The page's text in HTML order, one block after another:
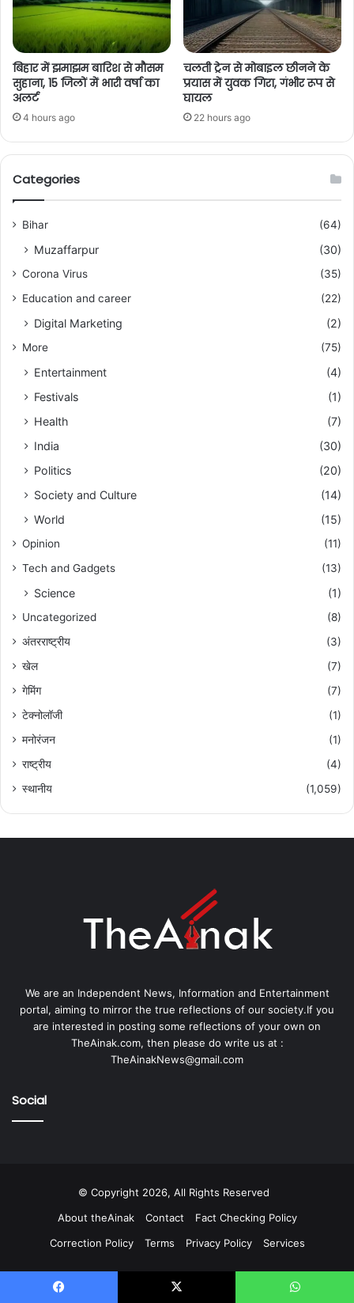
बिहार में झमाझम बारिश से मौसम
सुहाना, 15 जिलों में भारी वर्षा का
अलर्ट
4 hours ago
चलती ट्रेन से मोबाइल छीनने के
प्रयास में युवक गिरा, गंभीर रूप से
घायल
22 hours ago
Categories
Bihar (64)
Muzaffarpur (30)
Corona Virus
(35)
Education and career
(22)
Digital Marketing (2)
More (75)
Entertainment
(4)
Festivals
(1)
Health
(7)
India
(30)
Politics
(20)
Society and Culture
(14)
World
(15)
Opinion
(11)
Tech and Gadgets
(13)
Science (1)
Uncategorized
(8)
अंतरराष्ट्रीय
(3)
खेल
(7)
गेमिंग
(7)
टेक्नोलॉजी
(1)
मनोरंजन
(1)
राष्ट्रीय
(4)
स्थानीय
(1,059)
We are an Independent News, Information and Entertainment
portal, aiming to mirror the true reflections of our society.If you
are interested in posting some reflections of your own on
TheAinak.com, then please do write us at :
TheAinakNews@gmail.com
Social
© Copyright 2026, All Rights Reserved
About theAinak
Contact
Fact Checking Policy
Correction Policy
Terms Privacy Policy Services